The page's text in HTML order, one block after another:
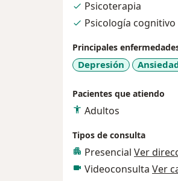
Psicoterapia
Psicología
Principales
Depresión
Pacientes que atiendo
Adultos
Tipos de consulta
Presencial Ver
Videoconsulta Ver